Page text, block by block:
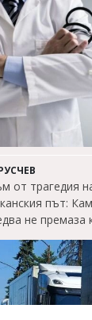
от трагедия
път:
не премаза